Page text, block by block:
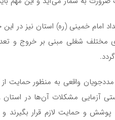
امام خمینی (ره) استان نیز در
شغلی مبنی بر خروج و
واقعی به منظور حمایت از
آزمایی مشکلات آن‌ها در
پوشش و حمایت لازم قرار